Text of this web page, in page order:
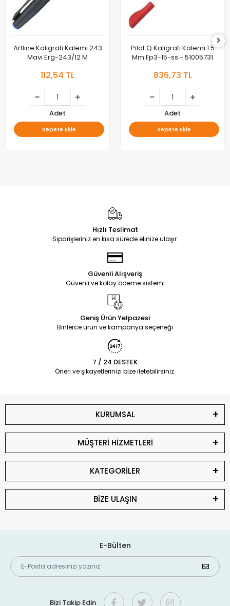
Artline Kaligrafi Kalemi 243
Mavi Erg-243/12 M
112,54 TL
Adet
Sepete Ekle
Pilot Q Kaligrafi Kalemi 1.5
Mm Fp3-15-ss - 51005731
836,73 TL
Adet
Sepete Ekle
Hızlı Teslimat
Siparişleriniz en kısa sürede elinize ulaşır.
Güvenli Alışveriş
Güvenli ve kolay ödeme sistemi
Geniş Ürün Yelpazesi
Binlerce ürün ve kampanya seçeneği
7 / 24 DESTEK
Öneri ve şikayetlerinizi bize iletebilirsiniz.
KURUMSAL
MÜŞTERİ HİZMETLERİ
KATEGORİLER
BİZE ULAŞIN
E-Bülten
Bizi Takip Edin